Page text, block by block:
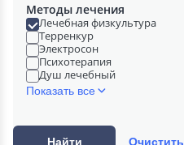
Методы лечения
Лечебная физкультура
Терренкур
Электросон
Психотерапия
Душ лечебный
Показать все
Найти Очистить